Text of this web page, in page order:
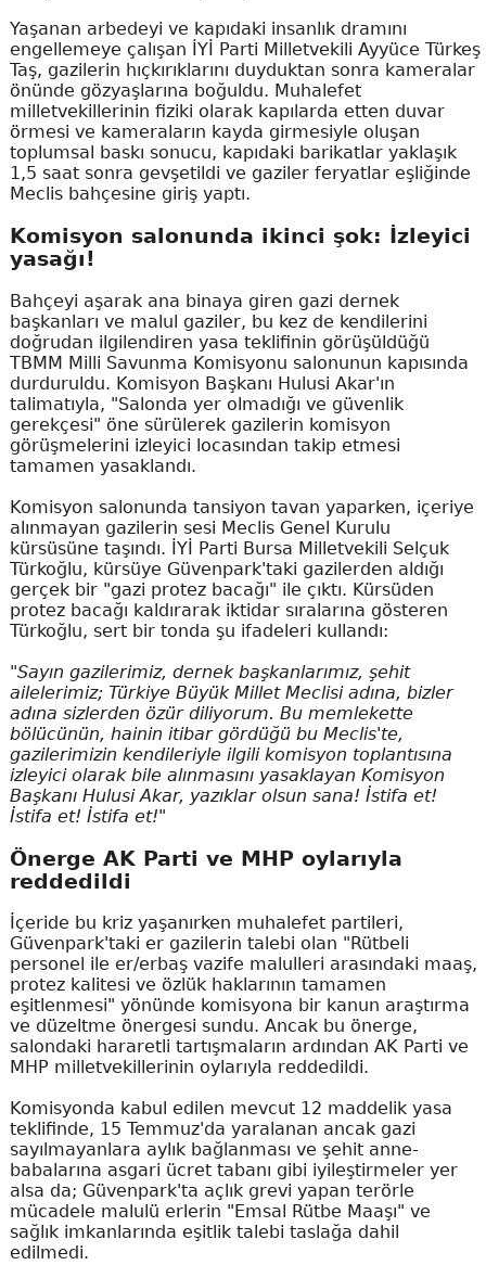
Yaşanan arbedeyi ve kapıdaki insanlık dramını
engellemeye çalışan İYİ Parti Milletvekili Ayyüce Türkeş
Taş, gazilerin hıçkırıklarını duyduktan sonra kameralar
önünde gözyaşlarına boğuldu. Muhalefet
milletvekillerinin fiziki olarak kapılarda etten duvar
örmesi ve kameraların kayda girmesiyle oluşan
toplumsal baskı sonucu, kapıdaki barikatlar yaklaşık
1,5 saat sonra gevşetildi ve gaziler feryatlar eşliğinde
Meclis bahçesine giriş yaptı.
Komisyon salonunda ikinci şok: İzleyici
yasağı!
Bahçeyi aşarak ana binaya giren gazi dernek
başkanları ve malul gaziler, bu kez de kendilerini
doğrudan ilgilendiren yasa teklifinin görüşüldüğü
TBMM Milli Savunma Komisyonu salonunun kapısında
durduruldu. Komisyon Başkanı Hulusi Akar'ın
talimatıyla, "Salonda yer olmadığı ve güvenlik
gerekçesi" öne sürülerek gazilerin komisyon
görüşmelerini izleyici locasından takip etmesi
tamamen yasaklandı.
Komisyon salonunda tansiyon tavan yaparken, içeriye
alınmayan gazilerin sesi Meclis Genel Kurulu
kürsüsüne taşındı. İYİ Parti Bursa Milletvekili Selçuk
Türkoğlu, kürsüye Güvenpark'taki gazilerden aldığı
gerçek bir "gazi protez bacağı" ile çıktı. Kürsüden
protez bacağı kaldırarak iktidar sıralarına gösteren
Türkoğlu, sert bir tonda şu ifadeleri kullandı:
"Sayın gazilerimiz, dernek başkanlarımız, şehit
ailelerimiz; Türkiye Büyük Millet Meclisi adına, bizler
adına sizlerden özür diliyorum. Bu memlekette
bölücünün, hainin itibar gördüğü bu Meclis'te,
gazilerimizin kendileriyle ilgili komisyon toplantısına
izleyici olarak bile alınmasını yasaklayan Komisyon
Başkanı Hulusi Akar, yazıklar olsun sana! İstifa et!
İstifa et! İstifa et!"
Önerge AK Parti ve MHP oylarıyla
reddedildi
İçeride bu kriz yaşanırken muhalefet partileri,
Güvenpark'taki er gazilerin talebi olan "Rütbeli
personel ile er/erbaş vazife malulleri arasındaki maaş,
protez kalitesi ve özlük haklarının tamamen
eşitlenmesi" yönünde komisyona bir kanun araştırma
ve düzeltme önergesi sundu. Ancak bu önerge,
salondaki hararetli tartışmaların ardından AK Parti ve
MHP milletvekillerinin oylarıyla reddedildi.
Komisyonda kabul edilen mevcut 12 maddelik yasa
teklifinde, 15 Temmuz'da yaralanan ancak gazi
sayılmayanlara aylık bağlanması ve şehit anne-
babalarına asgari ücret tabanı gibi iyileştirmeler yer
alsa da; Güvenpark'ta açlık grevi yapan terörle
mücadele malulü erlerin "Emsal Rütbe Maaşı" ve
sağlık imkanlarında eşitlik talebi taslağa dahil
edilmedi.